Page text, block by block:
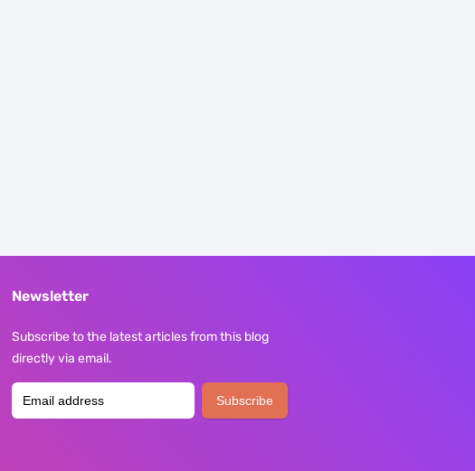
Newsletter
Subscribe to the latest articles from this blog
directly via email.